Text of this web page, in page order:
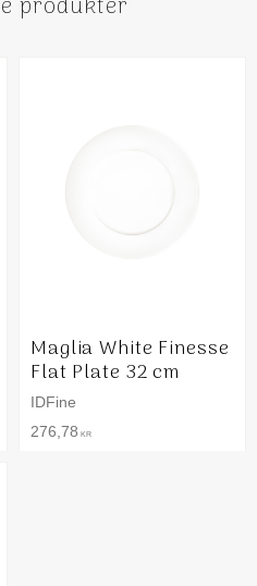
produkter
Maglia White Finesse
Flat Plate 32 cm
IDFine
276,78 KR